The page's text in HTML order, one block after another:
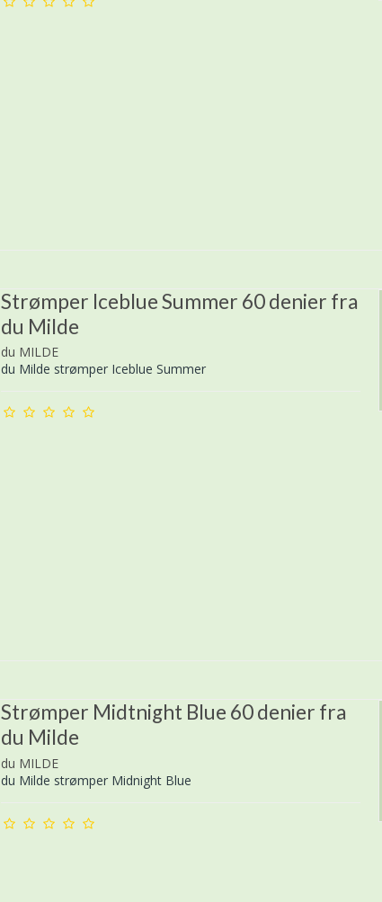
Strømper Iceblue Summer 60 denier fra
du Milde
du MILDE
du Milde strømper Iceblue Summer
Strømper Midtnight Blue 60 denier fra
du Milde
du MILDE
du Milde strømper Midnight Blue